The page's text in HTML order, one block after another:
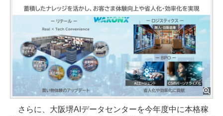
さらに、大阪堺AIデータセンターを今年度中に本格稼